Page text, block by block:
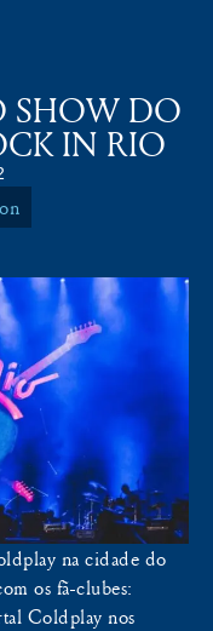
SHOW DO
IN RIO
na cidade do
os fã-clubes:
Coldplay nos